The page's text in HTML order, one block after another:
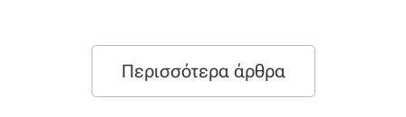
Περισσότερα άρθρα